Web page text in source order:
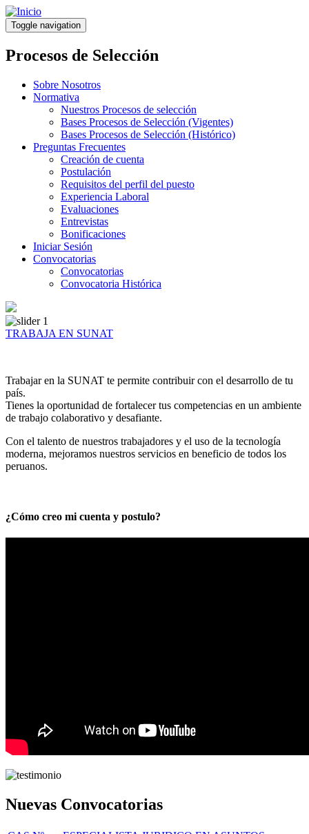
Pasar
al
contenido
principal
Toggle navigation
Procesos de Selección
Sobre Nosotros
Normativa
Nuestros Procesos de selección
Bases Procesos de Selección (Vigentes)
Bases Procesos de Selección (Histórico)
Preguntas Frecuentes
Creación de cuenta
Postulación
Requisitos del perfil del puesto
Experiencia Laboral
Evaluaciones
Entrevistas
Bonificaciones
Iniciar Sesión
Convocatorias
Convocatorias
Convocatoria Histórica
TRABAJA EN SUNAT
Trabajar en la SUNAT te permite contribuir con el desarrollo de tu
país.
Tienes la oportunidad de fortalecer tus competencias en un ambiente
de trabajo colaborativo y desafiante.
Con el talento de nuestros trabajadores y el uso de la tecnología
moderna, mejoramos nuestros servicios en beneficio de todos los
peruanos.
¿Cómo creo mi cuenta y postulo?
Nuevas Convocatorias